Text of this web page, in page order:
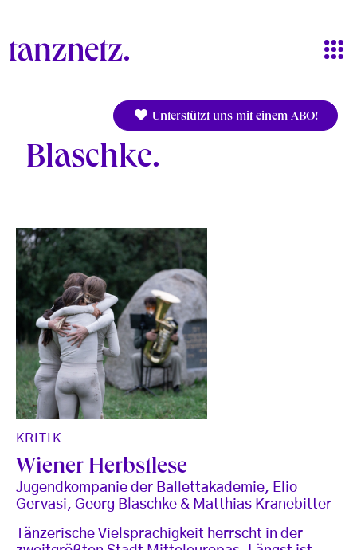
Unterstützt uns mit einem ABO!
Blaschke
KRITIK
Wiener Herbstlese
Jugendkompanie der Ballettakademie, Elio
Gervasi, Georg Blaschke & Matthias Kranebitter
Tänzerische Vielsprachigkeit herrscht in der